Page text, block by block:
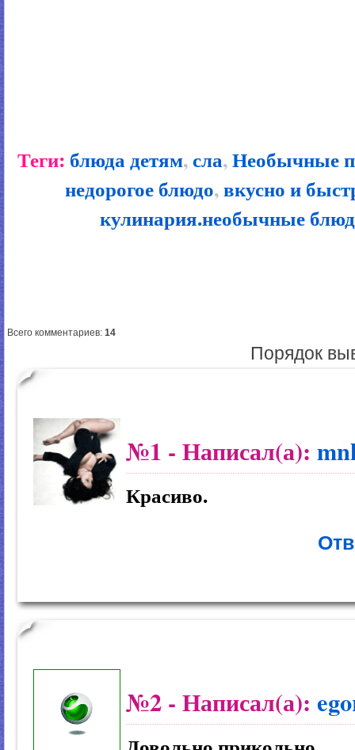
Теги: блюда детям,сла,Необычные
недорогое блюдо,вкусно и
кулинария.необычные
Всего комментариев: 14
Порядок
№1 - Написал(а):
Красиво.
№2 - Написал(а):